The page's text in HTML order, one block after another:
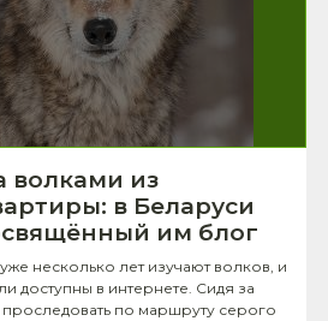
волками из
в Беларуси
им блог
несколько лет изучают волков, и
доступны в интернете. Сидя за
по маршруту серого